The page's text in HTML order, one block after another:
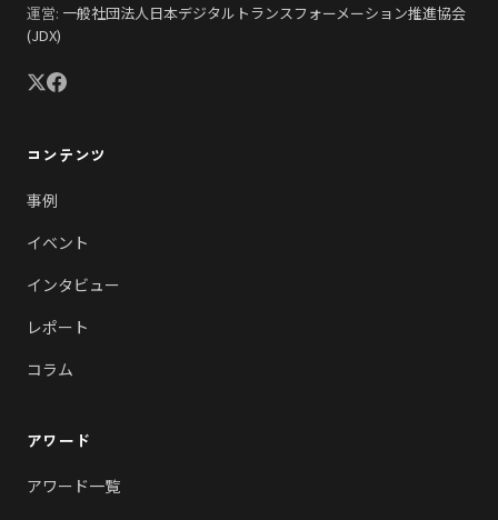
運営: 一般社団法人日本デジタルトランスフォーメーション推進協会
(JDX)
コンテンツ
事例
イベント
インタビュー
レポート
コラム
アワード
アワード一覧